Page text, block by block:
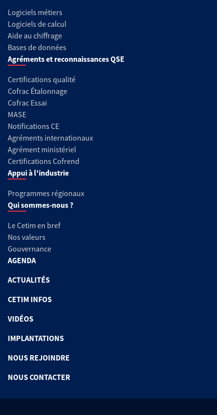
Logiciels métiers
Logiciels de calcul
Aide au chiffrage
Bases de données
Agréments et reconnaissances QSE
Certifications qualité
Cofrac Étalonnage
Cofrac Essai
MASE
Notifications CE
Agréments internationaux
Agrément ministériel
Certifications Cofrend
Appui à l'industrie
Programmes régionaux
Qui sommes-nous ?
Le Cetim en bref
Nos valeurs
Gouvernance
AGENDA
ACTUALITÉS
CETIM INFOS
VIDÉOS
IMPLANTATIONS
NOUS REJOINDRE
NOUS CONTACTER